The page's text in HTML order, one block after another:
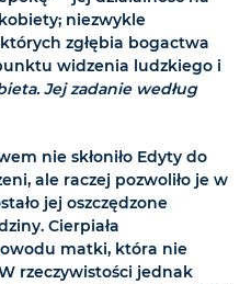
niezwykle
zgłębia bogactwa
widzenia ludzkiego i
Jej zadanie według
nie skłoniło Edyty do
ale raczej pozwoliło je w
jej oszczędzone
Cierpiała
matki, która nie
rzeczywistości jednak